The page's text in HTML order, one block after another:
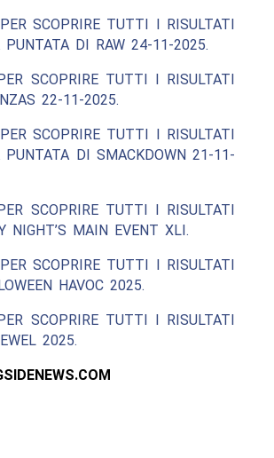
SCOPRIRE TUTTI I RISULTATI
PUNTATA DI RAW 24-11-2025.
SCOPRIRE TUTTI I RISULTATI
22-11-2025.
SCOPRIRE TUTTI I RISULTATI
PUNTATA DI SMACKDOWN 21-11-
SCOPRIRE TUTTI I RISULTATI
NIGHT’S MAIN EVENT XLI.
SCOPRIRE TUTTI I RISULTATI
HAVOC 2025.
SCOPRIRE TUTTI I RISULTATI
2025.